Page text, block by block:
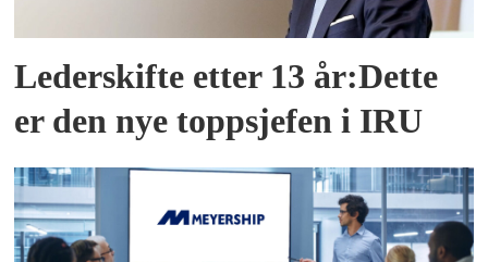
Lederskifte etter 13 år:Dette
er den nye toppsjefen i IRU